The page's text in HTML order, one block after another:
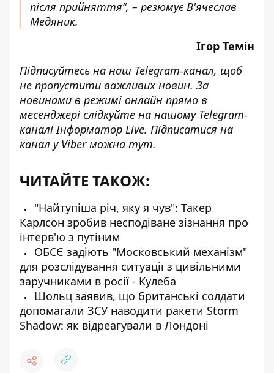
після прийняття”, – резюмує В'ячеслав
Медяник.
Ігор Темін
Підписуйтесь на наш Telegram-канал, щоб
не пропустити важливих новин. За
новинами в режимі онлайн прямо в
месенджері слідкуйте на нашому Telegram-
каналіІнформатор Live. Підписатися на
канал у Viber можна тут.
ЧИТАЙТЕ ТАКОЖ:
"Найтупіша річ, яку я чув": Такер
Карлсон зробив несподіване зізнання про
інтерв'ю з путіним
ОБСЄ задіють "Московський механізм"
для розслідування ситуації з цивільними
заручниками в росії - Кулеба
Шольц заявив, що британські солдати
допомагали ЗСУ наводити ракети Storm
Shadow: як відреагували в Лондоні